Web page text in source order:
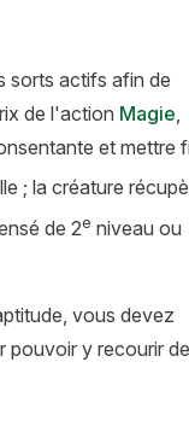
sorts actifs afin de
de l'action Magie,
et mettre
; la créature
de 2e niveau ou
vous devez
pouvoir y recourir de